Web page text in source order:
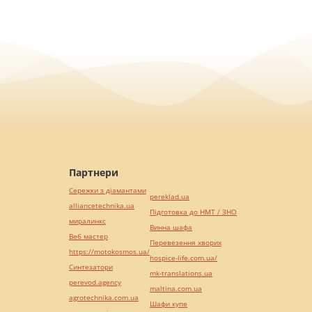
Партнери
Сережки з діамантами
alliancetechnika.ua
миралинкс
Веб мастер
https://motokosmos.ua/
Синтезатори
perevod.agency
agrotechnika.com.ua
pereklad.ua
Підготовка до НМТ / ЗНО
Винна шафа
Перевезення хворих
hospice-life.com.ua/
mk-translations.ua
maltina.com.ua
Шафи купе